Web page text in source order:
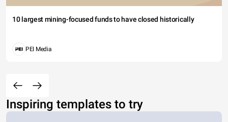
10 largest mining-focused funds to have closed historically
PEI Media
Inspiring templates to try